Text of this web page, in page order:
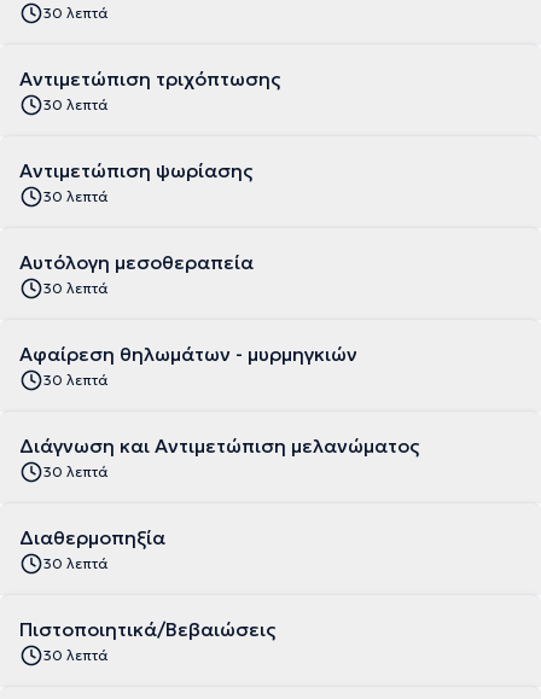
30 λεπτά
Αντιμετώπιση τριχόπτωσης
30 λεπτά
Αντιμετώπιση ψωρίασης
30 λεπτά
Αυτόλογη μεσοθεραπεία
30 λεπτά
Αφαίρεση θηλωμάτων - μυρμηγκιών
30 λεπτά
Διάγνωση και Αντιμετώπιση μελανώματος
30 λεπτά
Διαθερμοπηξία
30 λεπτά
Πιστοποιητικά/Βεβαιώσεις
30 λεπτά